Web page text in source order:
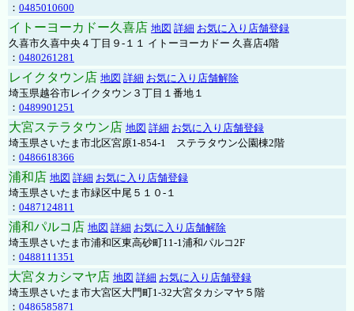
： 0485010600
イトーヨーカドー久喜店 地図 詳細 お気に入り店舗登録
久喜市久喜中央４丁目９-１１ イトーヨーカドー 久喜店4階
： 0480261281
レイクタウン店 地図 詳細 お気に入り店舗解除
埼玉県越谷市レイクタウン３丁目１番地１
： 0489901251
大宮ステラタウン店 地図 詳細 お気に入り店舗登録
埼玉県さいたま市北区宮原1-854-1 ステラタウン公園棟2階
： 0486618366
浦和店 地図 詳細 お気に入り店舗登録
埼玉県さいたま市緑区中尾５１０-１
： 0487124811
浦和パルコ店 地図 詳細 お気に入り店舗解除
埼玉県さいたま市浦和区東高砂町11-1浦和パルコ2F
： 0488111351
大宮タカシマヤ店 地図 詳細 お気に入り店舗登録
埼玉県さいたま市大宮区大門町1-32大宮タカシマヤ５階
： 0486585871